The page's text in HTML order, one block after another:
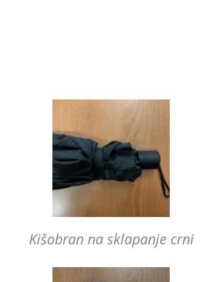
Kišobran na sklapanje crni